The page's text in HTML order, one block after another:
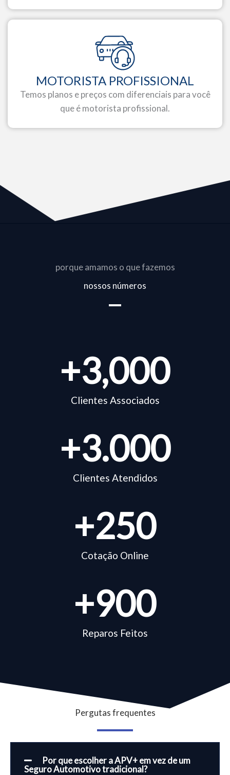
MOTORISTA PROFISSIONAL
Temos planos e preços com diferenciais para você
que é motorista profissional.
porque amamos o que fazemos
nossos números
Clientes Associados
+3,000
Clientes Atendidos
+3.000
Cotação Online
+250
Reparos Feitos
+900
Pergutas frequentes
Por que escolher a APV+ em vez de um
Seguro Automotivo tradicional?